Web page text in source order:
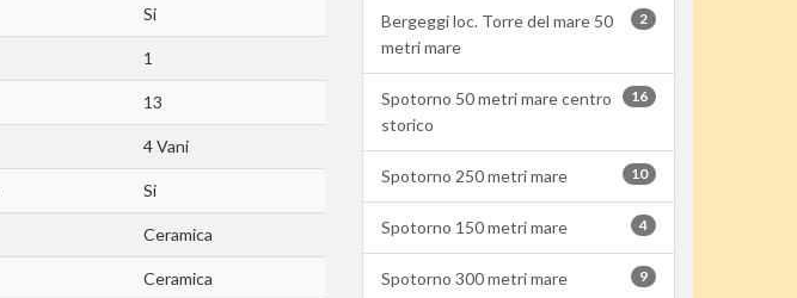
Si
1
13
4 Vani
Si
Ceramica
Ceramica
2
Bergeggi loc. Torre del mare 50
metri mare
16
Spotorno 50 metri mare centro
storico
10
Spotorno 250 metri mare
4
Spotorno 150 metri mare
9
Spotorno 300 metri mare